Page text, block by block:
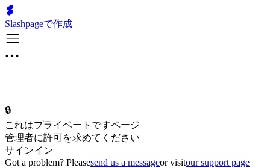
Slashpageで作成
🔒
これはプライベートですページ
管理者に許可を求めてください
サインイン
Got a problem? Pleasesend us a messageor visitour support page